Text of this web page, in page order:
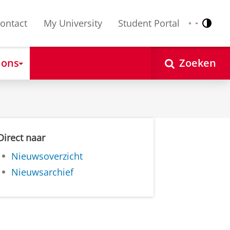
My University Student Portal Nederlands
English
Zoeken
naar
Nieuwsoverzicht
Nieuwsarchief